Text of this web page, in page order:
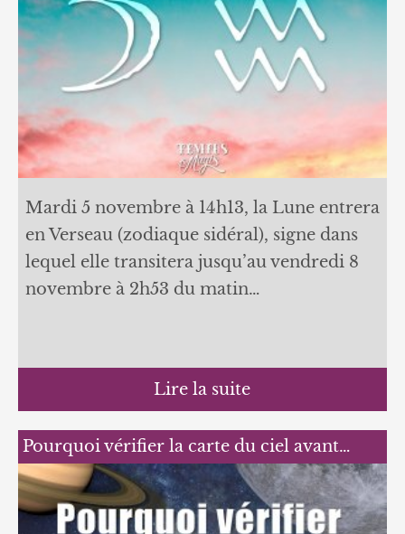
Mardi 5 novembre à 14h13, la Lune entrera
en Verseau (zodiaque sidéral), signe dans
lequel elle transitera jusqu’au vendredi 8
novembre à 2h53 du matin…
Lire la suite
Pourquoi vérifier la carte du ciel avant…